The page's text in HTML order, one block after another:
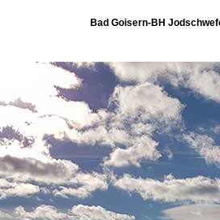
Bad Goisern-BH